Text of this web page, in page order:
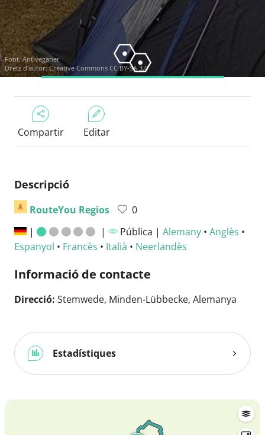
Font: Antiveganer
Drets d'autor:Creative Commons CC BY-SA 3.0
Compartir Editar
Descripció
RouteYou Regios
0
|
| Pública | Alemany• Anglès •
Espanyol • Francès • Italià • Neerlandès
Informació de contacte
Direcció: Stemwede, Minden-Lübbecke, Alemanya
Estadístiques